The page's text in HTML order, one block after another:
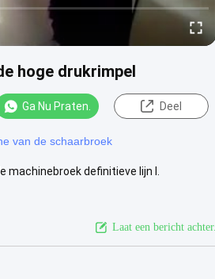
hoge drukrimpel
Ga Nu Praten. Deel
van de schaarbroek
machinebroek definitieve lijn I.
Laat een bericht achter.